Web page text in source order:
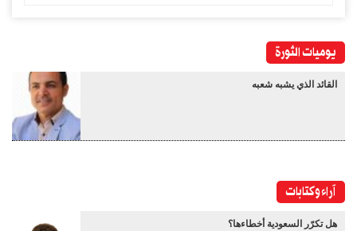
يوميات الثورة
القائد الذي يشبه شعبه
آراء وكتابات
هل تكرّر السعودية أخطاءها؟